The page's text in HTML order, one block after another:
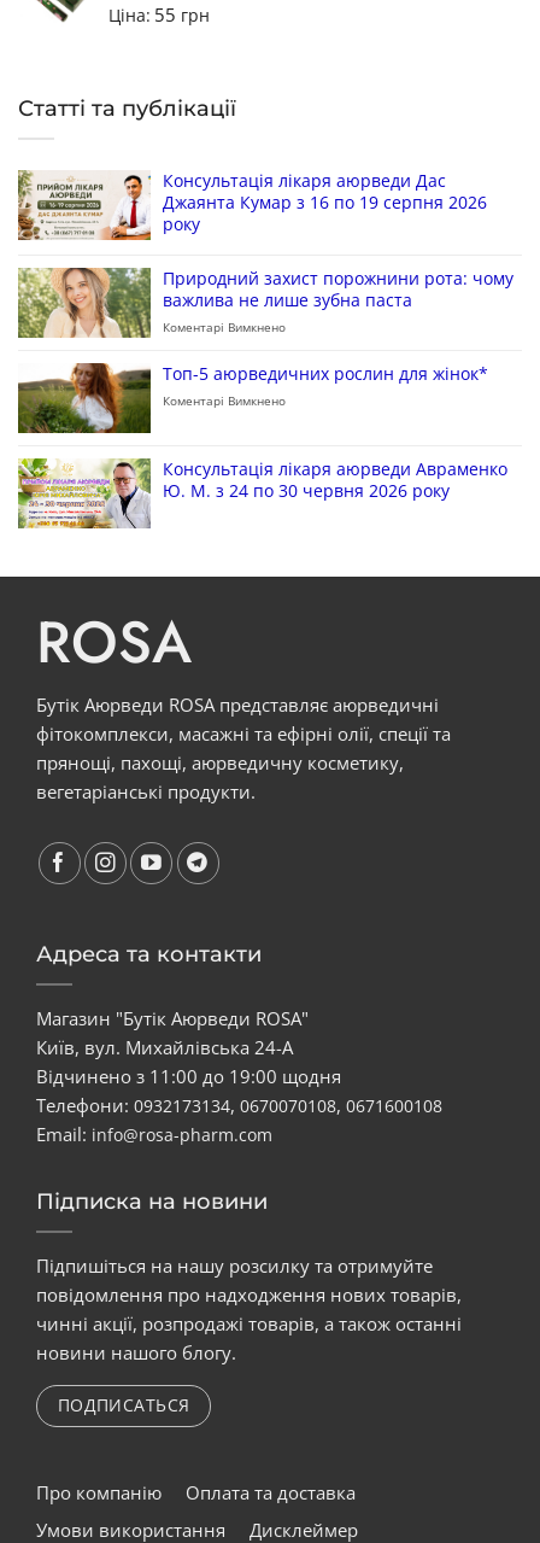
Ціна: 55 грн
Статті та публікації
Консультація лікаря аюрведи Дас
Джаянта Кумар з 16 по 19 серпня 2026
року
Природний захист порожнини рота: чому
важлива не лише зубна паста
Коментарі Вимкнено
Топ-5 аюрведичних рослин для жінок*
Коментарі Вимкнено
Консультація лікаря аюрведи Авраменко
Ю. М. з 24 по 30 червня 2026 року
ROSA
Бутік Аюрведи ROSA представляє аюрведичні
фітокомплекси, масажні та ефірні олії, спеції та
прянощі, пахощі, аюрведичну косметику,
вегетаріанські продукти.
Адреса та контакти
Магазин "Бутік Аюрведи ROSA"
Київ, вул. Михайлівська 24-А
Відчинено з 11:00 до 19:00 щодня
Телефони: 0932173134, 0670070108, 0671600108
Email: info@rosa-pharm.com
Підписка на новини
Підпишіться на нашу розсилку та отримуйте
повідомлення про надходження нових товарів,
чинні акції, розпродажі товарів, а також останні
новини нашого блогу.
ПОДПИСАТЬСЯ
Про компанію
Оплата та доставка
Умови використання
Дисклеймер